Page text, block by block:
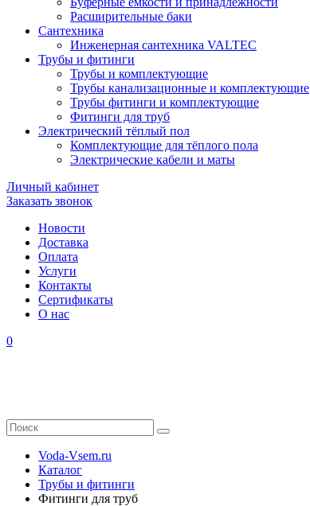
Расширительные баки
Сантехника
Инженерная сантехника VALTEC
Трубы и фитинги
Трубы и комплектующие
Трубы канализационные и комплектующие
Трубы фитинги и комплектующие
Фитинги для труб
Электрический тёплый пол
Комплектующие для тёплого пола
Электрические кабели и маты
Личный кабинет
Заказать звонок
Новости
Доставка
Оплата
Услуги
Контакты
Cертификаты
О нас
0
Voda-Vsem.ru
Каталог
Трубы и фитинги
Фитинги для труб